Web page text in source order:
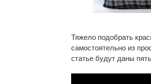
Тяжело подобрать
самостоятельно из
статье будут даны